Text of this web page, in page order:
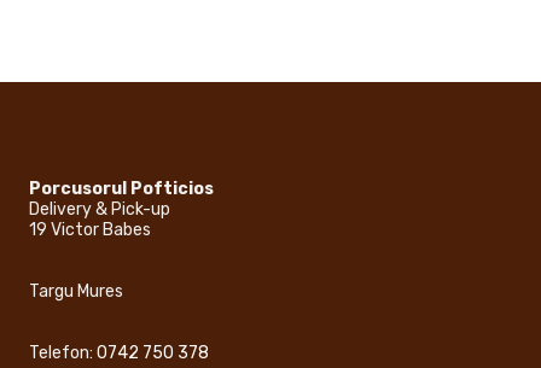
Porcusorul Pofticios
Delivery & Pick-up
19 Victor Babes
Targu Mures
Telefon:0742 750 378